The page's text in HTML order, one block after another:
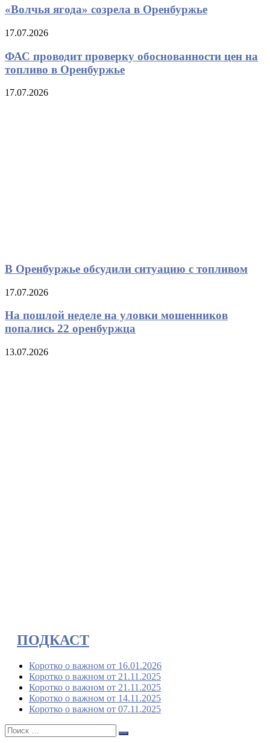
«Волчья ягода» созрела в Оренбуржье
17.07.2026
ФАС проводит проверку обоснованности цен на
топливо в Оренбуржье
17.07.2026
В Оренбуржье обсудили ситуацию с топливом
17.07.2026
На пошлой неделе на уловки мошенников
попались 22 оренбуржца
13.07.2026
ПОДКАСТ
Коротко о важном от 16.01.2026
Коротко о важном от 21.11.2025
Коротко о важном от 21.11.2025
Коротко о важном от 14.11.2025
Коротко о важном от 07.11.2025
Поиск:
Поиск